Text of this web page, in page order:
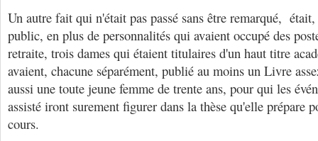
Un autre fait qui n'était pas passé sans être remarqué,
public, en plus de personnalités qui avaient occupé des
retraite, trois dames qui étaient titulaires d'un haut titre
avaient, chacune séparément, publié au moins un Livre
aussi une toute jeune femme de trente ans, pour qui les
assisté iront surement figurer dans la thèse qu'elle prépare
cours.